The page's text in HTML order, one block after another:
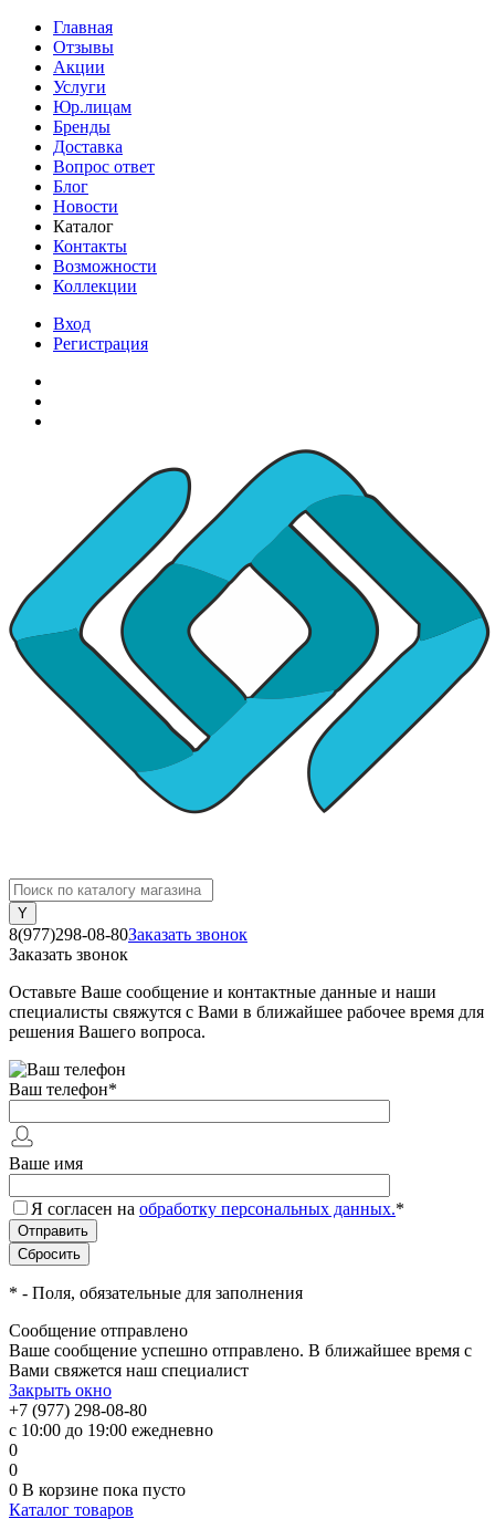
Главная
Отзывы
Акции
Услуги
Юр.лицам
Бренды
Доставка
Вопрос ответ
Блог
Новости
Каталог
Контакты
Возможности
Коллекции
Вход
Регистрация
8(977)298-08-80Заказать звонок
Заказать звонок
Оставьте Ваше сообщение и контактные данные и наши
специалисты свяжутся с Вами в ближайшее рабочее время для
решения Вашего вопроса.
Ваш телефон*
Ваше имя
Я согласен на обработку персональных данных.*
* - Поля, обязательные для заполнения
Сообщение отправлено
Ваше сообщение успешно отправлено. В ближайшее время с
Вами свяжется наш специалист
Закрыть окно
+7 (977) 298-08-80
с 10:00 до 19:00 ежедневно
0
0
0 В корзине пока пусто
Каталог товаров